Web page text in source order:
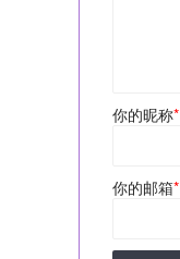
你的昵称*
你的邮箱*